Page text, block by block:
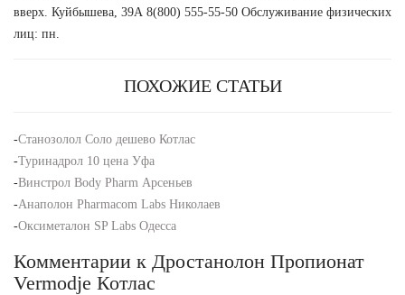
вверх. Куйбышева, 39А 8(800) 555-55-50 Обслуживание физических
лиц: пн.
ПОХОЖИЕ СТАТЬИ
-Станозолол Соло дешево Котлас
-Туринадрол 10 цена Уфа
-Винстрол Body Pharm Арсеньев
-Анаполон Pharmacom Labs Николаев
-Оксиметалон SP Labs Одесса
Комментарии к Дростанолон Пропионат
Vermodje Котлас